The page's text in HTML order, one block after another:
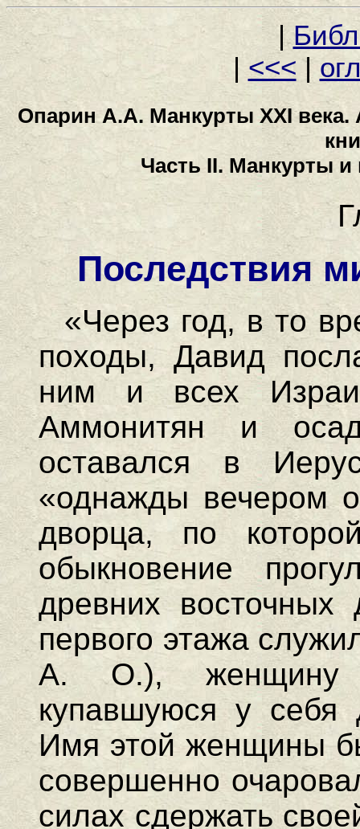
|
| <<< |
Опарин А.А. Манкурты XXI века.
Часть II. Манкурты и
Последствия
«Через год, в то
походы, Давид
ним и всех
Аммонитян и
оставался в
«однажды вечером
дворца, по
обыкновение
древних
первого этажа
А. О.), женщину
купавшуюся у
Имя этой женщины
совершенно
силах сдержать